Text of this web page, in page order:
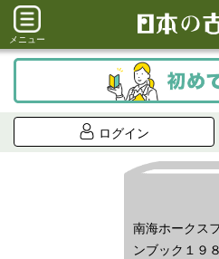
メニュー
ログイン
南海ホークス
ンブック１９